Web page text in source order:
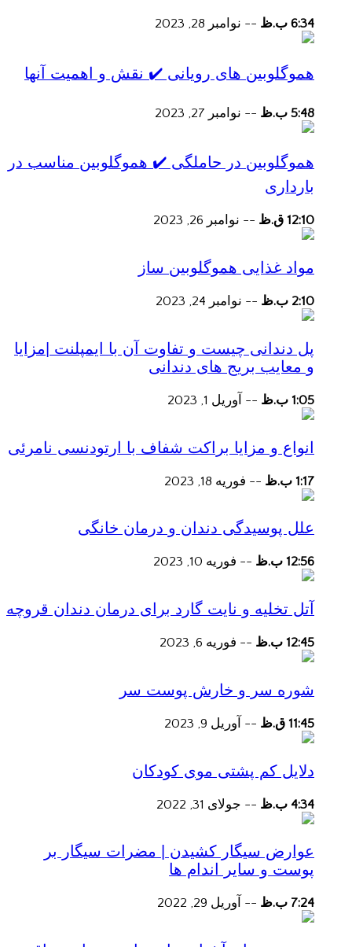
6:34 ب.ظ -- نوامبر 28, 2023
هموگلوبین های رویانی ✔️ نقش و اهمیت آنها
5:48 ب.ظ -- نوامبر 27, 2023
هموگلوبین در حاملگی ✔️ هموگلوبین مناسب در
بارداری
12:10 ق.ظ -- نوامبر 26, 2023
مواد غذایی هموگلوبین ساز
2:10 ب.ظ -- نوامبر 24, 2023
پل دندانی چیست و تفاوت آن با ایمپلنت |مزایا
و معایب بریج های دندانی
1:05 ب.ظ -- آوریل 1, 2023
انواع و مزایا براکت شفاف با ارتودنسی نامرئی
1:17 ب.ظ -- فوریه 18, 2023
علل پوسیدگی دندان و درمان خانگی
12:56 ب.ظ -- فوریه 10, 2023
آتل تخلیه و نایت گارد برای درمان دندان قروچه
12:45 ب.ظ -- فوریه 6, 2023
شوره سر و خارش پوست سر
11:45 ق.ظ -- آوریل 9, 2023
دلایل کم پشتی موی کودکان
4:34 ب.ظ -- جولای 31, 2022
عوارض سیگار کشیدن | مضرات سیگار بر
پوست و سایر اندام ها
7:24 ب.ظ -- آوریل 29, 2022